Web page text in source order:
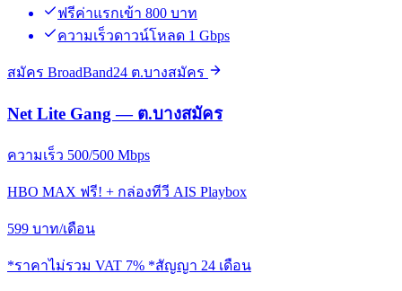
ฟรีค่าแรกเข้า 800 บาท
ความเร็วดาวน์โหลด 1 Gbps
สมัคร BroadBand24 ต.บางสมัคร
Net Lite Gang — ต.บางสมัคร
ความเร็ว 500/500 Mbps
HBO MAX ฟรี! + กล่องทีวี AIS Playbox
599 บาท/เดือน
*ราคาไม่รวม VAT 7% *สัญญา 24 เดือน